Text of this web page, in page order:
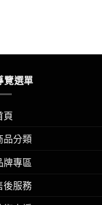
覽選單
頁
品分類
牌專區
後服務